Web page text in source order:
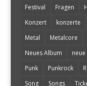
Festival
Fragen
Konzert
konzerte
Metal
Metalcore
Neues Album
Punk
Punkrock
Song
Songs